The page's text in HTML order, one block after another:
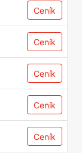
Ceník
Ceník
Ceník
Ceník
Ceník